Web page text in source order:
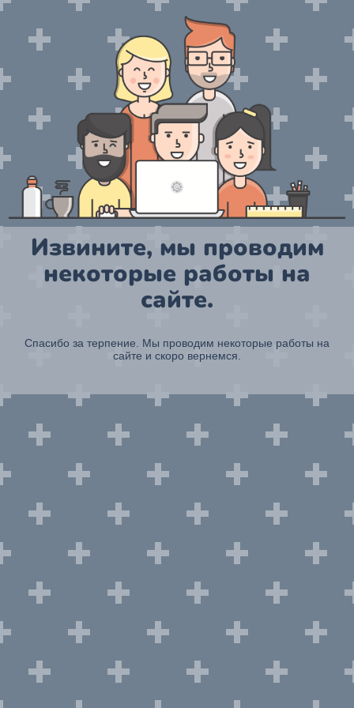
Извините, мы проводим
некоторые работы на
сайте.
Спасибо за терпение. Мы проводим некоторые работы на
сайте и скоро вернемся.